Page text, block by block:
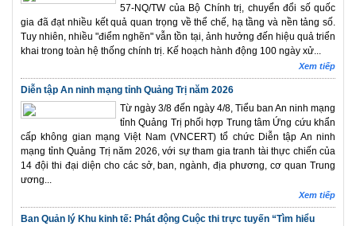
57-NQ/TW của Bộ Chính trị, chuyển đổi số quốc
gia đã đạt nhiều kết quả quan trọng về thể chế, hạ tầng và nền tảng số.
Tuy nhiên, nhiều "điểm nghẽn" vẫn tồn tại, ảnh hưởng đến hiệu quả triển
khai trong toàn hệ thống chính trị. Kế hoạch hành động 100 ngày xử...
Xem tiếp
Diễn tập An ninh mạng tỉnh Quảng Trị năm 2026
Từ ngày 3/8 đến ngày 4/8, Tiểu ban An ninh mạng
tỉnh Quảng Trị phối hợp Trung tâm Ứng cứu khẩn
cấp không gian mạng Việt Nam (VNCERT) tổ chức Diễn tập An ninh
mạng tỉnh Quảng Trị năm 2026, với sự tham gia tranh tài thực chiến của
14 đội thi đại diện cho các sở, ban, ngành, địa phương, cơ quan Trung
ương...
Xem tiếp
Ban Quản lý Khu kinh tế: Phát động Cuộc thi trực tuyến “Tìm hiểu